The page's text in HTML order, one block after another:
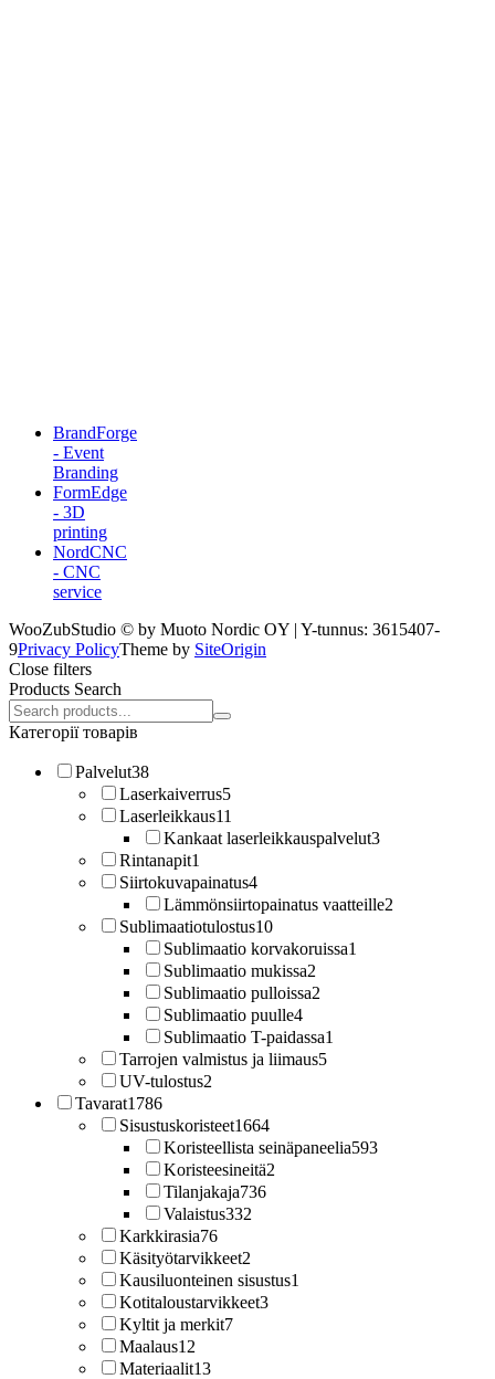
BrandForge
- Event
Branding
FormEdge
- 3D
printing
NordCNC
- CNC
service
WooZubStudio © by Muoto Nordic OY | Y-tunnus: 3615407-
9Privacy PolicyTheme by SiteOrigin
Close filters
Products Search
Search
products:
Категорії товарів
Palvelut38
Laserkaiverrus5
Laserleikkaus11
Kankaat laserleikkauspalvelut3
Rintanapit1
Siirtokuvapainatus4
Lämmönsiirtopainatus vaatteille2
Sublimaatiotulostus10
Sublimaatio korvakoruissa1
Sublimaatio mukissa2
Sublimaatio pulloissa2
Sublimaatio puulle4
Sublimaatio T-paidassa1
Tarrojen valmistus ja liimaus5
UV-tulostus2
Tavarat1786
Sisustuskoristeet1664
Koristeellista seinäpaneelia593
Koristeesineitä2
Tilanjakaja736
Valaistus332
Karkkirasia76
Käsityötarvikkeet2
Kausiluonteinen sisustus1
Kotitaloustarvikkeet3
Kyltit ja merkit7
Maalaus12
Materiaalit13